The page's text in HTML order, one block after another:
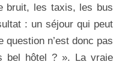
bruit, les taxis, les bus
: un séjour qui peut
n’est donc pas
bel hôtel ? ». La vraie